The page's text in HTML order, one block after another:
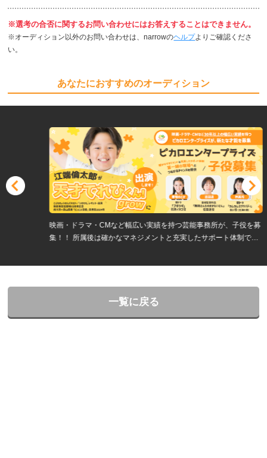
※選考の合否に関するお問い合わせにはお答えすることはできません。
※オーディション以外のお問い合わせは、narrowのヘルプよりご確認くださ
い。
あなたにおすすめのオーディション
映画・ドラマ・CMなど幅広い実績を持つ芸能事務所が、子役を募
集！！ 所属後は確かなマネジメントと充実したサポート体制で、
一覧に戻る